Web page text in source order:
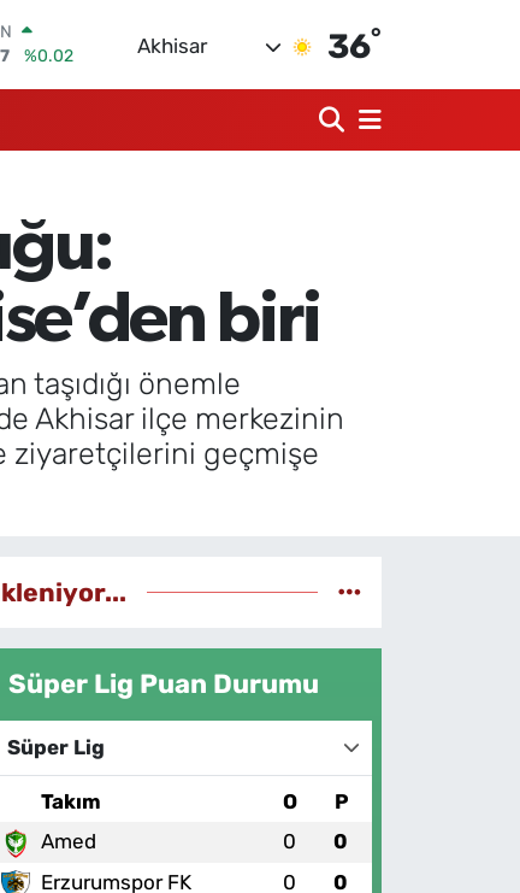
%0.02
%64
%0.17
Akhisar 36°
biri
taşıdığı önemle
Akhisar ilçe merkezinin
ziyaretçilerini geçmişe
Süper Lig Puan Durumu
Süper Lig
Takım O P
Amed 0 0
Erzurumspor FK 0 0